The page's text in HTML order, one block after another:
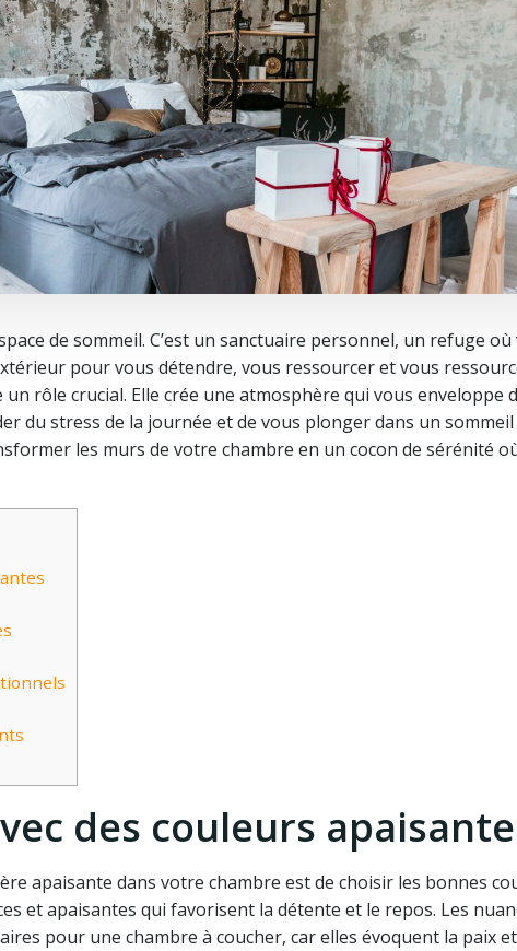
de sommeil. C’est un sanctuaire personnel, un refuge où
pour vous détendre, vous ressourcer et vous
rôle crucial. Elle crée une atmosphère qui vous enveloppe
du stress de la journée et de vous plonger dans un sommeil
les murs de votre chambre en un cocon de sérénité
des couleurs
apaisante dans votre chambre est de choisir les bonnes
et apaisantes qui favorisent la détente et le repos. Les
pour une chambre à coucher, car elles évoquent la paix